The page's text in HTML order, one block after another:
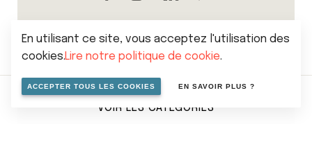
VOIR LES CATÉGORIES
En utilisant ce site, vous acceptez l'utilisation des
cookies.Lire notre politique de cookie.
ACCEPTER TOUS LES COOKIES EN SAVOIR PLUS ?